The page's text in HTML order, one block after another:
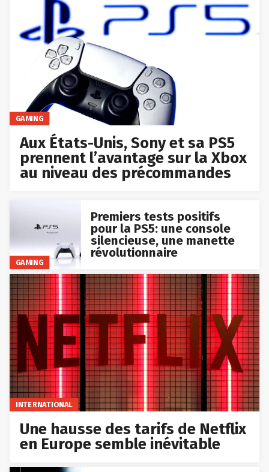
GAMING
Aux États-Unis, Sony et sa PS5
prennent l’avantage sur la Xbox
au niveau des précommandes
GAMING
Premiers tests positifs
pour la PS5: une console
silencieuse, une manette
révolutionnaire
INTERNATIONAL
Une hausse des tarifs de Netflix
en Europe semble inévitable